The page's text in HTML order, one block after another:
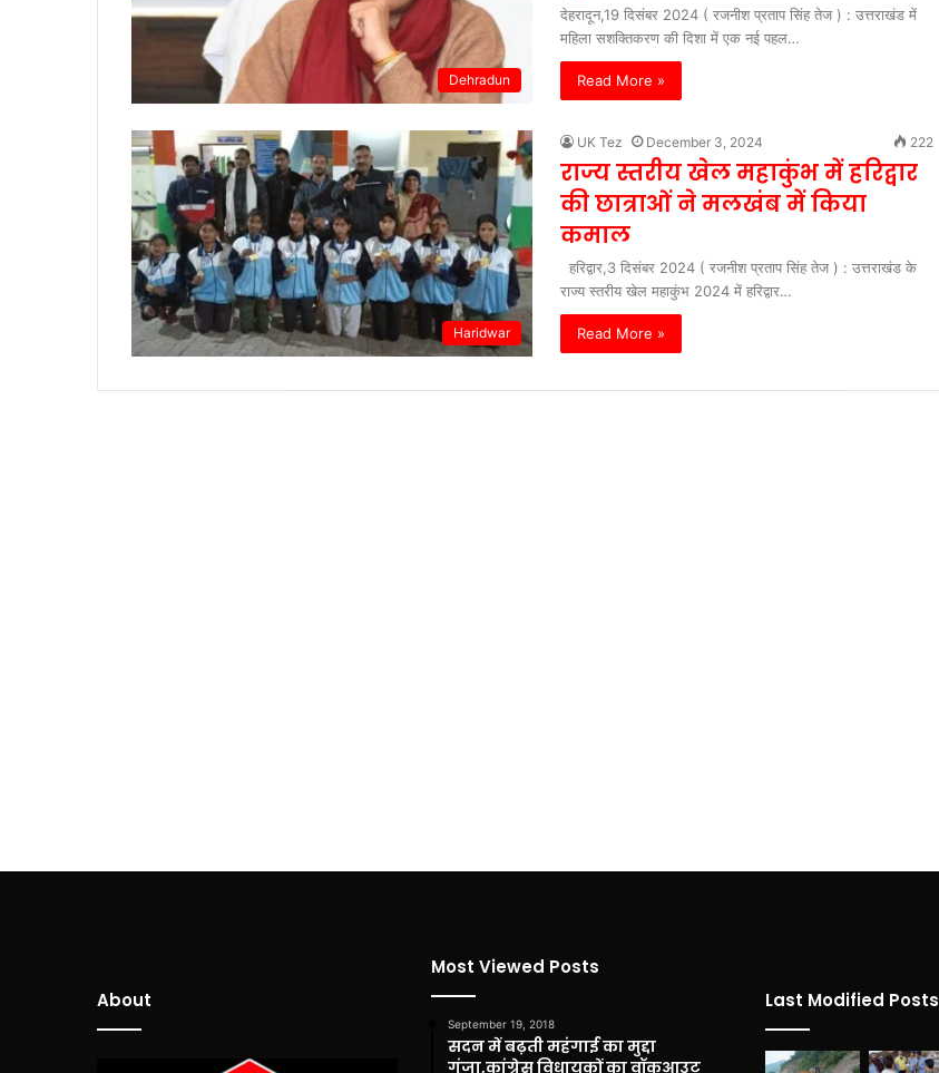
Dehradun
देहरादून,19 दिसंबर 2024 ( रजनीश प्रताप सिंह तेज ) : उत्तराखंड में
महिला सशक्तिकरण की दिशा में एक नई पहल…
Read More »
Haridwar
UK Tez December 3, 2024 222
राज्य स्तरीय खेल महाकुंभ में हरिद्वार
की छात्राओं ने मलखंब में किया
कमाल
हरिद्वार,3 दिसंबर 2024 ( रजनीश प्रताप सिंह तेज ) : उत्तराखंड के
राज्य स्तरीय खेल महाकुंभ 2024 में हरिद्वार…
Read More »
About
Most Viewed Posts
September 19, 2018
सदन में बढ़ती महंगाई का मुद्दा
गूंजा,कांग्रेस विधायकों का वॉकआउट
Last Modified Posts